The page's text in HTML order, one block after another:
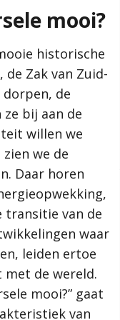
en beleid
mooi?
historische
de Zak van Zuid-
de
bij aan de
willen we
we de
Daar horen
transitie van de
waar
leiden ertoe
met de wereld.
mooi?” gaat
van